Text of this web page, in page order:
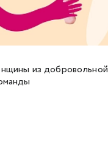
из добровольной